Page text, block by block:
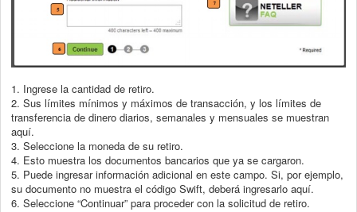
1. Ingrese la cantidad de retiro.
2. Sus límites mínimos y máximos de transacción, y los límites de
transferencia de dinero diarios, semanales y mensuales se muestran
aquí.
3. Seleccione la moneda de su retiro.
4. Esto muestra los documentos bancarios que ya se cargaron.
5. Puede ingresar información adicional en este campo. Si, por ejemplo,
su documento no muestra el código Swift, deberá ingresarlo aquí.
6. Seleccione “Continuar” para proceder con la solicitud de retiro.